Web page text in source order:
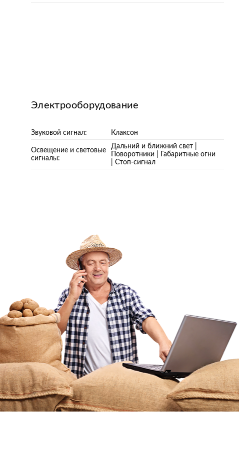
Электрооборудование
Звуковой сигнал: Клаксон
Освещение и световые
сигналы:
Дальний и ближний свет |
Поворотники | Габаритные огни
| Стоп-сигнал